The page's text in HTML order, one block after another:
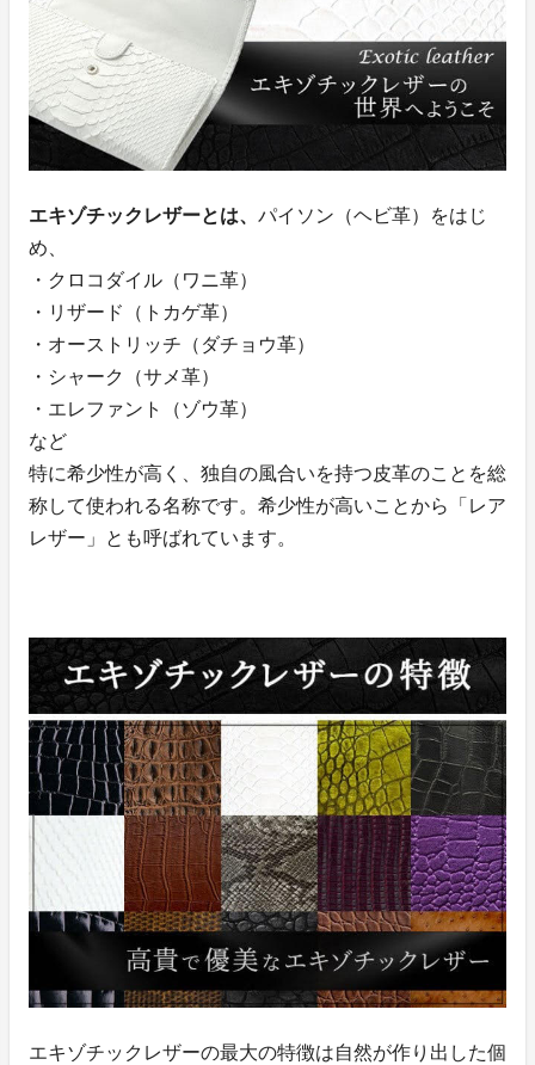
エキゾチックレザーとは、 パイソン（ヘビ革）をはじ
め、
・クロコダイル（ワニ革）
・リザード（トカゲ革）
・オーストリッチ（ダチョウ革）
・シャーク（サメ革）
・エレファント（ゾウ革）
など
特に希少性が高く、独自の風合いを持つ皮革のことを総
称して使われる名称です。希少性が高いことから「レア
レザー」とも呼ばれています。
エキゾチックレザーの最大の特徴は自然が作り出した個